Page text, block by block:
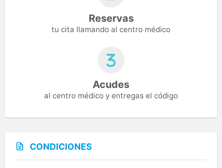
Reservas
tu cita llamando al centro médico
Acudes
al centro médico y entregas el código
CONDICIONES